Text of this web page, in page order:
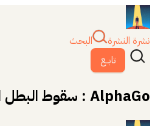
نشرة النشرة
البحث
تابــع
AlphaGo : سقوط البطل الكوري